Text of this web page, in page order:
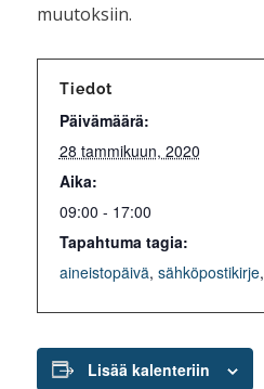
muutoksiin.
Tiedot
Päivämäärä:
28 tammikuun, 2020
Aika:
09:00 - 17:00
Tapahtuma tagia:
aineistopäivä, sähköpostikirje,
Lisää kalenteriin